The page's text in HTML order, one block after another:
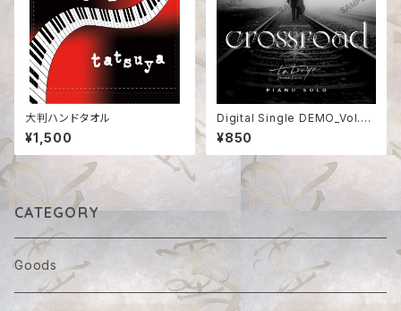
大判ハンドタオル
¥1,500
Digital Single DEMO_Vol.2
【crossroad】
¥850
CATEGORY
Goods